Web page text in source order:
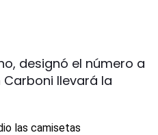
designó el número a
llevará la